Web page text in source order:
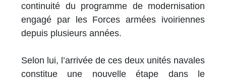
continuité du programme de modernisation
engagé par les Forces armées ivoiriennes
depuis plusieurs années.
Selon lui, l’arrivée de ces deux unités navales
constitue une nouvelle étape dans le